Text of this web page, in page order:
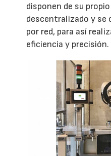
disponen de su
descentralizado y se
por red, para así
eficiencia y precisión.